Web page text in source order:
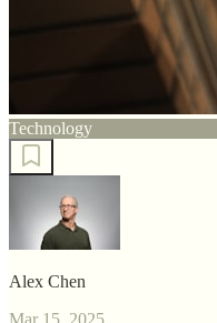
Technology
Alex Chen